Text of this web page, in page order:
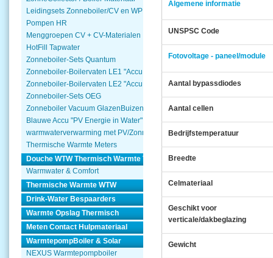
Leidingsets Zonneboiler/CV en WP
Pompen HR
Menggroepen CV + CV-Materialen
HotFill Tapwater
Zonneboiler-Sets Quantum
Zonneboiler-Boilervaten LE1 "Accu Woning Watmte"
Zonneboiler-Boilervaten LE2 "Accu Woning Watmte"
Zonneboiler-Sets OEG
Zonneboiler Vacuum GlazenBuizen
Blauwe Accu "PV Energie in Water"
warmwaterverwarming met PV/Zonnepanelen
Thermische Warmte Meters
Douche WTW Thermisch Warmte Terugwinnen
Warmwater & Comfort
Thermische Warmte WTW
Drink-Water Bespaarders
Warmte Opslag Thermisch
Meten Contact Hulpmateriaal
WarmtepompBoiler & Solar
NEXUS Warmtepompboiler
Algemene informatie
UNSPSC Code
Fotovoltage - paneel/module
Aantal bypassdiodes
Aantal cellen
Bedrijfstemperatuur
Breedte
Celmateriaal
Geschikt voor
verticale/dakbeglazing
Gewicht